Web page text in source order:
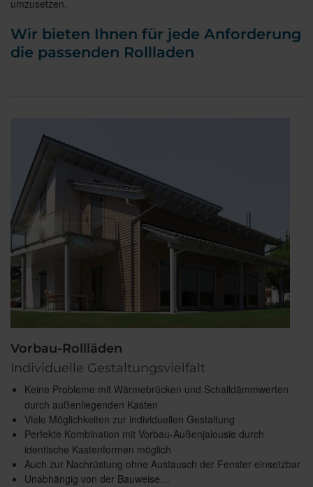
umzusetzen.
Wir bieten Ihnen für jede Anforderung
die passenden Rollladen
Vorbau-Rollläden
Individuelle Gestaltungsvielfalt
Keine Probleme mit Wärmebrücken und Schalldämmwerten
durch außenliegenden Kasten
Viele Möglichkeiten zur individuellen Gestaltung
Perfekte Kombination mit Vorbau-Außenjalousie durch
identische Kastenformen möglich
Auch zur Nachrüstung ohne Austausch der Fenster einsetzbar
Unabhängig von der Bauweise…